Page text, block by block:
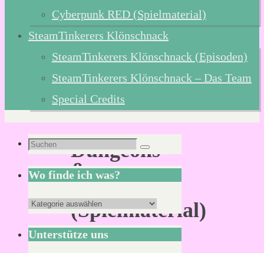
Cyberpunk RED (Spielmaterial)
SteamTinkerers Klönschnack
SteamTinkerers Klönschnack (Episoden)
SteamTinkerers Klönschnack – Das Team
Special Credits
Dungeons
&
Dragons
(Spielmaterial)
Suchen
nach:
Suchen
Wo finde ich was?
Wo
finde
ich
Unterstütze uns